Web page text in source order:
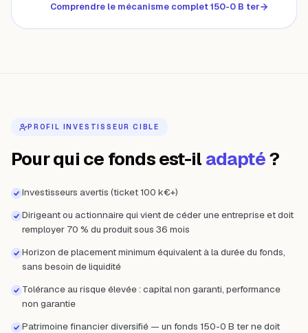
Comprendre le mécanisme complet 150-0 B ter
PROFIL INVESTISSEUR CIBLE
Pour qui ce fonds est-il adapté?
Investisseurs avertis (ticket 100 k€+)
Dirigeant ou actionnaire qui vient de céder une entreprise et doit
remployer 70 % du produit sous 36 mois
Horizon de placement minimum équivalent à la durée du fonds,
sans besoin de liquidité
Tolérance au risque élevée : capital non garanti, performance
non garantie
Patrimoine financier diversifié — un fonds 150-0 B ter ne doit